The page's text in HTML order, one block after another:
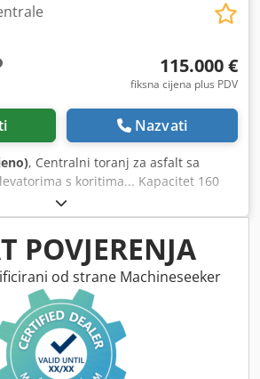
115.000 €
fiksna cijena plus PDV
Nazvati
, Centralni toranj za asfalt sa
s koritima... Kapacitet 160
Dusfx Acbjck
POVJERENJA
od strane Machineseeker